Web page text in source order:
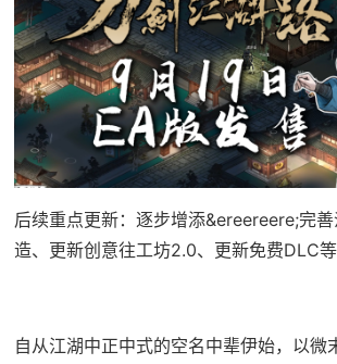
后续重点更新：逐步增添&ereereere;完
造、更新创意往工坊2.0、更新免费DLC等
自从江湖中正中式的空名中辈伊始，以微